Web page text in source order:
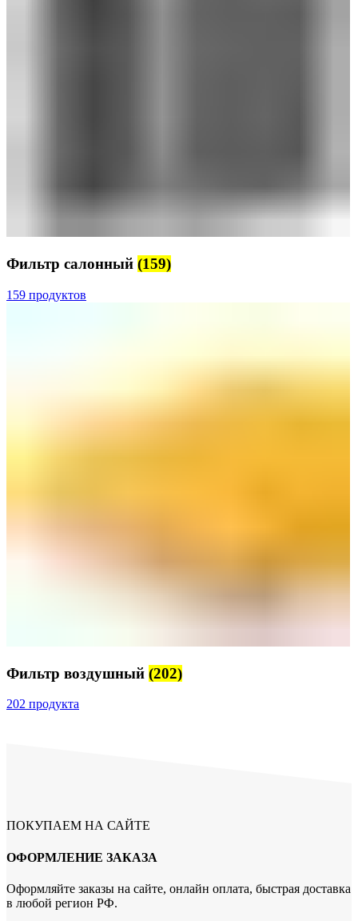
Фильтр салонный (159)
159 продуктов
Фильтр воздушный (202)
202 продукта
ПОКУПАЕМ НА САЙТЕ
ОФОРМЛЕНИЕ ЗАКАЗА
Оформляйте заказы на сайте, онлайн оплата, быстрая доставка
в любой регион РФ.